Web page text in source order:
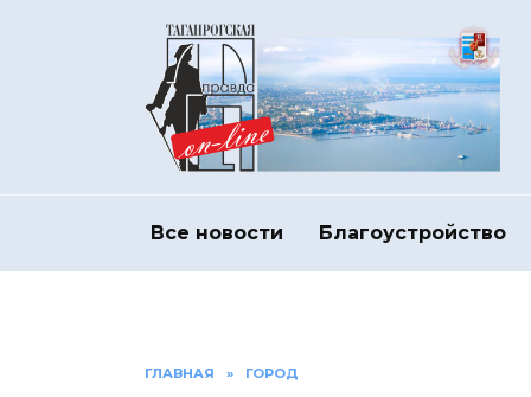
Все новости Благоустройство
ГЛАВНАЯ » ГОРОД